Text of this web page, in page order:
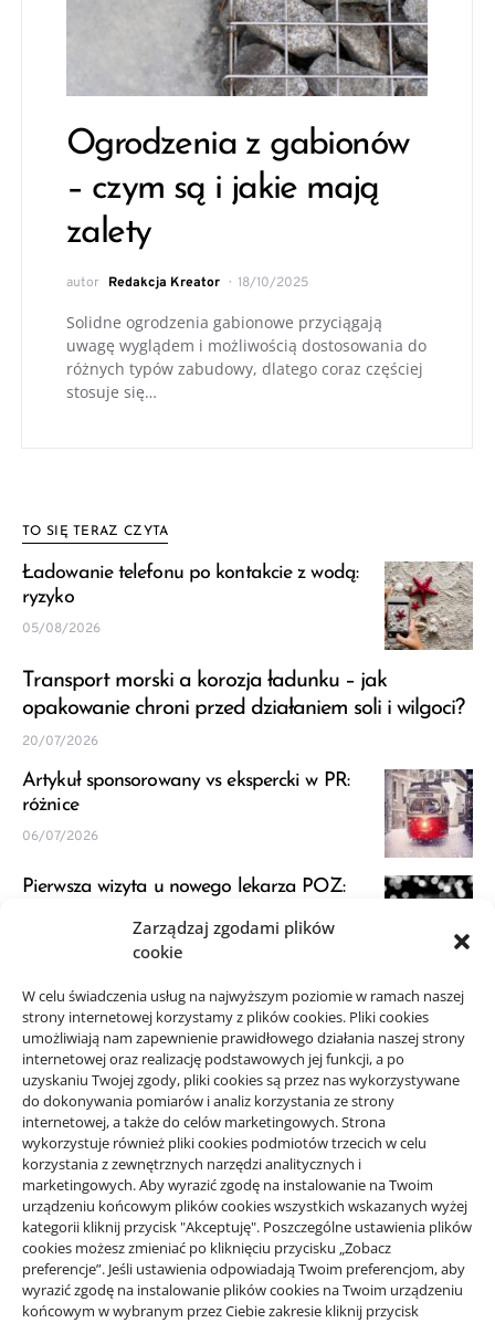
Zarządzaj zgodami plików
cookie
W celu świadczenia usług na najwyższym poziomie w ramach naszej
strony internetowej korzystamy z plików cookies. Pliki cookies
umożliwiają nam zapewnienie prawidłowego działania naszej strony
internetowej oraz realizację podstawowych jej funkcji, a po
uzyskaniu Twojej zgody, pliki cookies są przez nas wykorzystywane
do dokonywania pomiarów i analiz korzystania ze strony
internetowej, a także do celów marketingowych. Strona
wykorzystuje również pliki cookies podmiotów trzecich w celu
korzystania z zewnętrznych narzędzi analitycznych i
marketingowych. Aby wyrazić zgodę na instalowanie na Twoim
urządzeniu końcowym plików cookies wszystkich wskazanych wyżej
kategorii kliknij przycisk "Akceptuję". Poszczególne ustawienia plików
cookies możesz zmieniać po kliknięciu przycisku „Zobacz
preferencje”. Jeśli ustawienia odpowiadają Twoim preferencjom, aby
wyrazić zgodę na instalowanie plików cookies na Twoim urządzeniu
końcowym w wybranym przez Ciebie zakresie kliknij przycisk
Ogrodzenia z gabionów
– czym są i jakie mają
zalety
autor Redakcja Kreator 18/10/2025
Solidne ogrodzenia gabionowe przyciągają
uwagę wyglądem i możliwością dostosowania do
różnych typów zabudowy, dlatego coraz częściej
stosuje się…
TO SIĘ TERAZ CZYTA
Ładowanie telefonu po kontakcie z wodą:
ryzyko
05/08/2026
Transport morski a korozja ładunku – jak
opakowanie chroni przed działaniem soli i wilgoci?
20/07/2026
Artykuł sponsorowany vs ekspercki w PR:
różnice
06/07/2026
Pierwsza wizyta u nowego lekarza POZ:
JDG a VAT: kiedy zapytać księgową przed
startem
21/06/2026
Projekty domów Rzeszów
wizytówki nap